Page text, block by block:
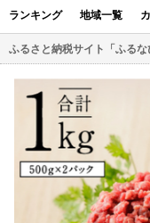
ランキング 地域一覧
ふるさと納税サイト「ふるな